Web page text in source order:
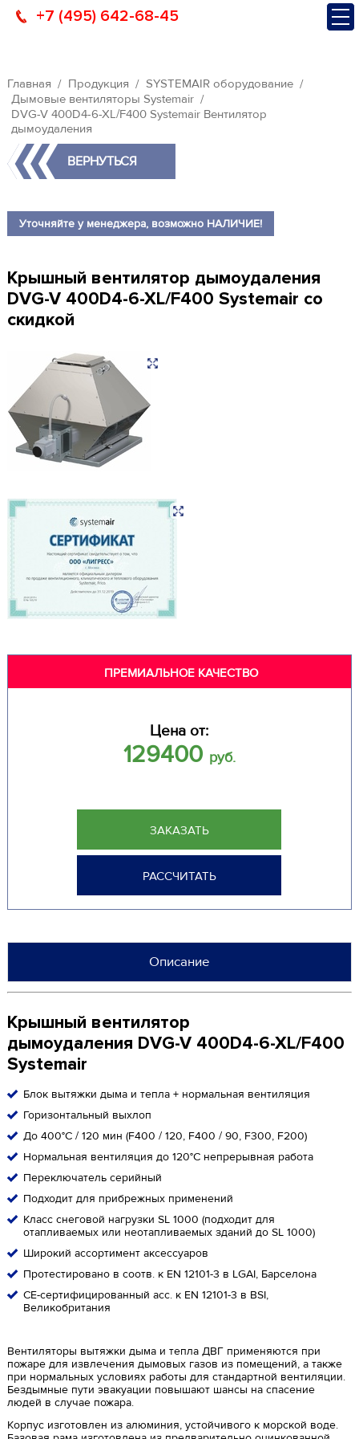
+7 (495) 642-68-45
Главная Продукция
SYSTEMAIR оборудование
Дымовые вентиляторы Systemair
DVG-V 400D4-6-XL/F400 Systemair Вентилятор
дымоудаления
ВЕРНУТЬСЯ
Уточняйте у менеджера, возможно НАЛИЧИЕ!
Крышный вентилятор дымоудаления
DVG-V 400D4-6-XL/F400 Systemair со
скидкой
ПРЕМИАЛЬНОЕ КАЧЕСТВО
Цена от:
129400 руб.
ЗАКАЗАТЬ
РАССЧИТАТЬ
Описание
Крышный вентилятор
дымоудаления DVG-V 400D4-6-XL/F400
Systemair
Блок вытяжки дыма и тепла + нормальная вентиляция
Горизонтальный выхлоп
До 400°C / 120 мин (F400 / 120, F400 / 90, F300, F200)
Нормальная вентиляция до 120°C непрерывная работа
Переключатель серийный
Подходит для прибрежных применений
Класс снеговой нагрузки SL 1000 (подходит для
отапливаемых или неотапливаемых зданий до SL 1000)
Широкий ассортимент аксессуаров
Протестировано в соотв. к EN 12101-3 в LGAI, Барселона
CE-сертифицированный acc. к EN 12101-3 в BSI,
Великобритания
Вентиляторы вытяжки дыма и тепла ДВГ применяются при
пожаре для извлечения дымовых газов из помещений, а также
при нормальных условиях работы для стандартной вентиляции.
Бездымные пути эвакуации повышают шансы на спасение
людей в случае пожара.
Корпус изготовлен из алюминия, устойчивого к морской воде.